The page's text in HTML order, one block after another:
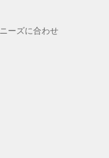
ーズに合わせ